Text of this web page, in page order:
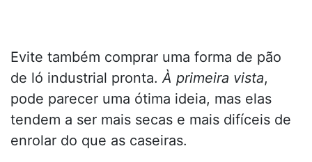
Evite também comprar uma forma de pão
de ló industrial pronta.À primeira vista,
pode parecer uma ótima ideia, mas elas
tendem a ser mais secas e mais difíceis de
enrolar do que as caseiras.